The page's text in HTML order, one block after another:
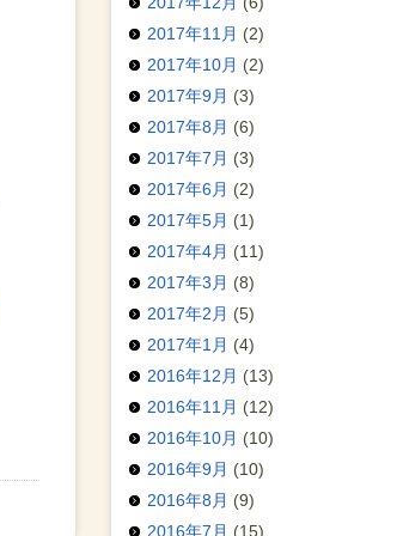
2017年11月 (2)
2017年10月 (2)
2017年9月 (3)
2017年8月 (6)
2017年7月 (3)
2017年6月 (2)
2017年5月 (1)
2017年4月 (11)
2017年3月 (8)
2017年2月 (5)
2017年1月 (4)
2016年12月 (13)
2016年11月 (12)
2016年10月 (10)
2016年9月 (10)
2016年8月 (9)
2016年7月 (15)